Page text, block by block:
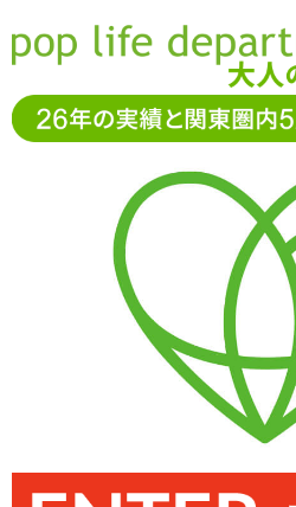
祝休）
りえっち 「フリーティングドール」
佐倉絆のひとりえっち 「フ